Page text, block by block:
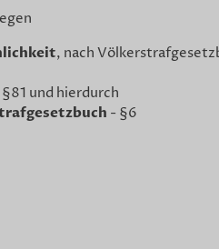
, nach
und hierdurch
- §6